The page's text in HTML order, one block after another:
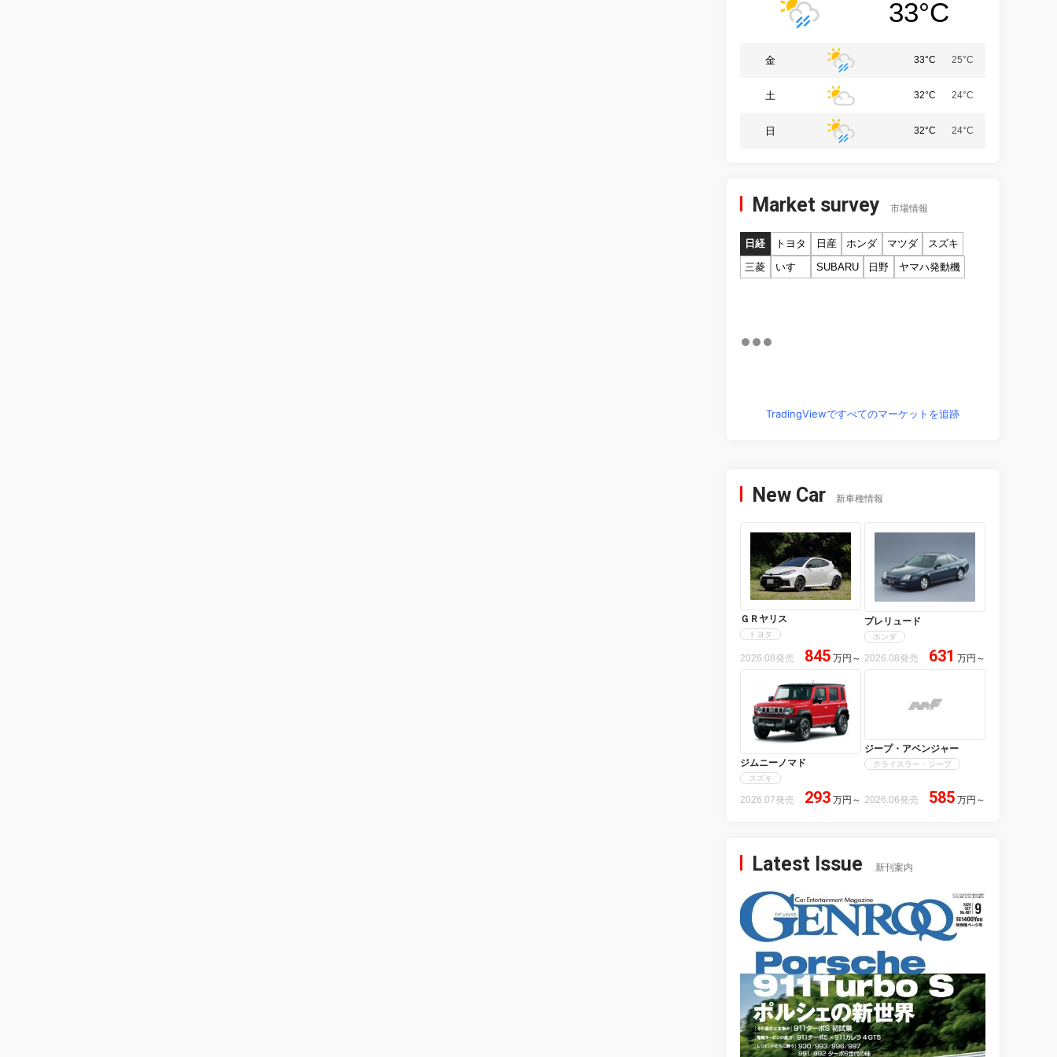
33°C
金 33°C 25°C
土 32°C 24°C
日 32°C 24°C
Market survey 市場情報
日経 トヨタ 日産 ホンダ マツダ
スズキ
三菱
いすゞ SUBARU 日野 ヤマハ発動機
TradingViewですべてのマーケットを追跡
New Car 新車種情報
ＧＲヤリス
トヨタ
2026.08発売 845 万円 ～
プレリュード
ホンダ
2026.08発売 631 万円 ～
ジムニーノマド
スズキ
2026.07発売 293 万円 ～
ジープ・アベンジャー
クライスラー・ジープ
2026.06発売 585 万円 ～
Latest Issue 新刊案内